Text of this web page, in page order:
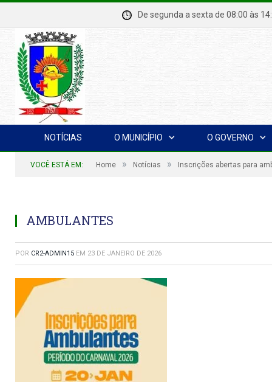
De segunda a sexta de 08:00
NOTÍCIAS O MUNICÍPIO O GOVERNO
VOCÊ ESTÁ EM: Home » Notícias » Inscrições abertas para
AMBULANTES
POR CR2-ADMIN15 EM 23 DE JANEIRO DE 2026